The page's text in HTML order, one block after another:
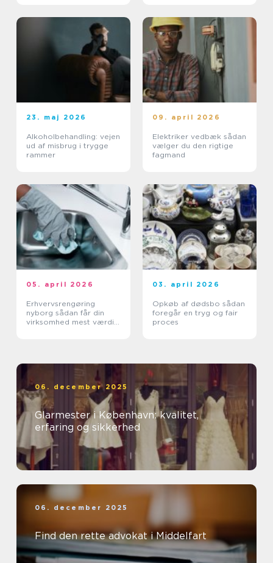
23. maj 2026
Alkoholbehandling: vejen
ud af misbrug i trygge
rammer
09. april 2026
Elektriker vedbæk sådan
vælger du den rigtige
fagmand
05. april 2026
Erhvervsrengøring
nyborg sådan får din
virksomhed mest værdi
03. april 2026
Opkøb af dødsbo sådan
foregår en tryg og fair
proces
06. december 2025
Glarmester i København: kvalitet,
erfaring og sikkerhed
06. december 2025
Find den rette advokat i Middelfart